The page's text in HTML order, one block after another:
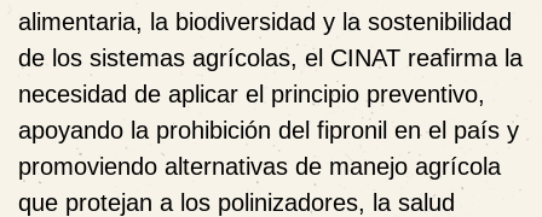
alimentaria, la biodiversidad y la sostenibilidad
de los sistemas agrícolas, el CINAT reafirma la
necesidad de aplicar el principio preventivo,
apoyando la prohibición del fipronil en el país y
promoviendo alternativas de manejo agrícola
que protejan a los polinizadores, la salud